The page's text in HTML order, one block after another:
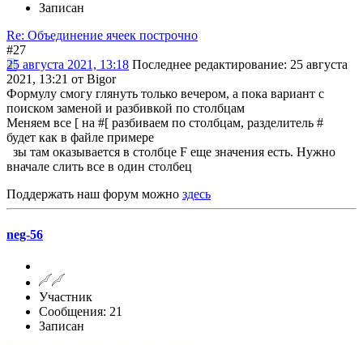
Записан
Re: Объединение ячеек построчно
#27
25 августа 2021, 13:18 Последнее редактирование: 25 августа
2021, 13:21 от Bigor
Формулу смогу глянуть только вечером, а пока вариант с
поиском заменой и разбивкой по столбцам
Меняем все [ на #[ разбиваем по столбцам, разделитель #
будет как в файле примере
зы там оказывается в столбце F еще значения есть. Нужно
вначале слить все в один столбец
Поддержать наш форум можно здесь
neg-56
Участник
Сообщения: 21
Записан